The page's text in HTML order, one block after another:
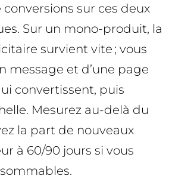
conversions sur ces deux
Sur un mono-produit, la
survient vite ; vous
message et d’une page
convertissent, puis
Mesurez au-delà du
la part de nouveaux
à 60/90 jours si vous